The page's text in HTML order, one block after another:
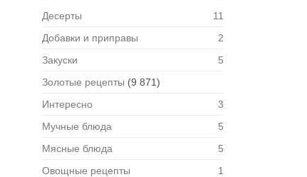
Десерты
11
Добавки и приправы
2
Закуски
5
Золотые рецепты (9 871)
Интересно
3
Мучные блюда
5
Мясные блюда
5
Овощные рецепты
1